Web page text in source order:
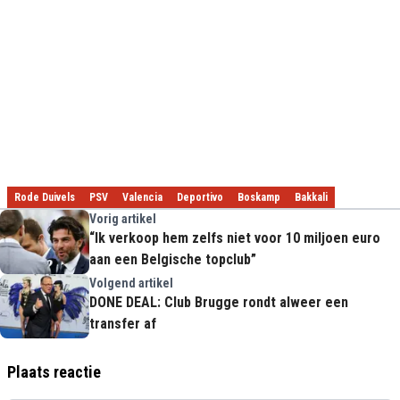
Rode Duivels PSV Valencia Deportivo Boskamp Bakkali
Vorig artikel
“Ik verkoop hem zelfs niet voor 10 miljoen euro
aan een Belgische topclub”
Volgend artikel
DONE DEAL: Club Brugge rondt alweer een
transfer af
Plaats reactie